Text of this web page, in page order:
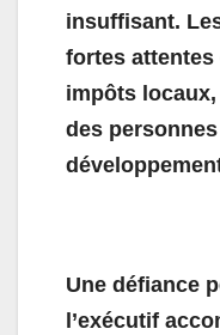
insuffisant.
fortes
impôts
des
Une défiance
l’exécutif